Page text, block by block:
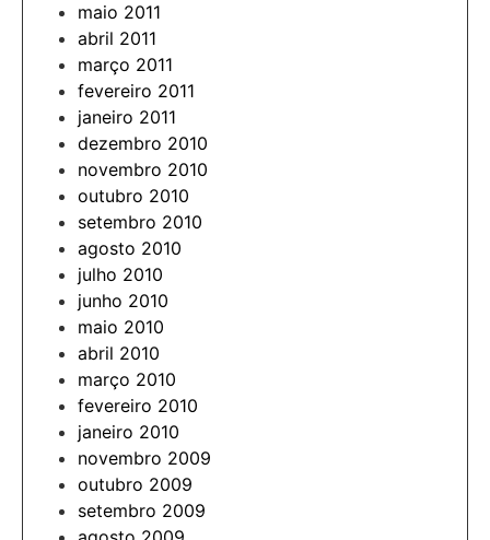
maio 2011
abril 2011
março 2011
fevereiro 2011
janeiro 2011
dezembro 2010
novembro 2010
outubro 2010
setembro 2010
agosto 2010
julho 2010
junho 2010
maio 2010
abril 2010
março 2010
fevereiro 2010
janeiro 2010
novembro 2009
outubro 2009
setembro 2009